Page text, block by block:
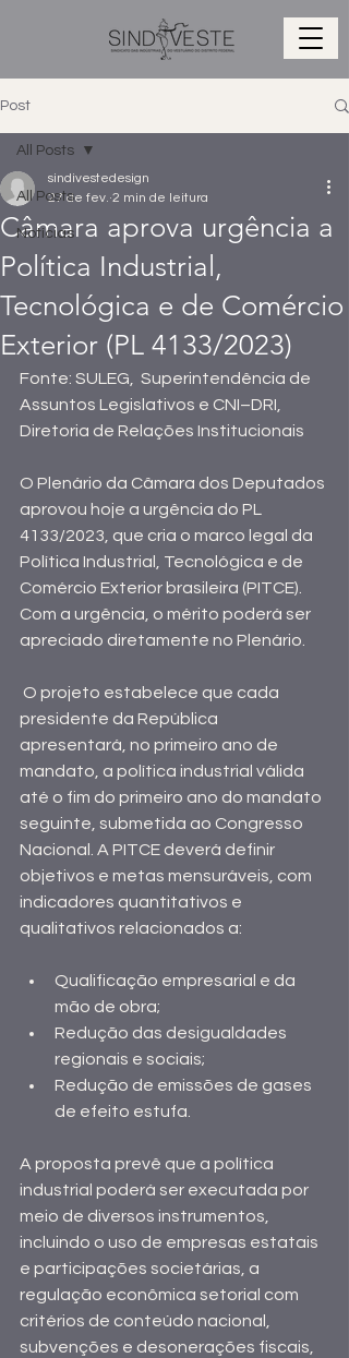
Post
All Posts
Notícias
All Posts
Câmara aprova urgência a
Política Industrial,
Tecnológica e de Comércio
Exterior (PL 4133/2023)
sindivestedesign
27 de fev. 2 min de leitura
Fonte: SULEG,  Superintendência de
Assuntos Legislativos e CNI–DRI,
Diretoria de Relações Institucionais
O Plenário da Câmara dos Deputados
aprovou hoje a urgência do PL
4133/2023, que cria o marco legal da
Política Industrial, Tecnológica e de
Comércio Exterior brasileira (PITCE).
Com a urgência, o mérito poderá ser
apreciado diretamente no Plenário.
presidente da República
apresentará, no primeiro ano de
mandato, a política industrial válida
até o fim do primeiro ano do mandato
seguinte, submetida ao Congresso
Nacional. A PITCE deverá definir
objetivos e metas mensuráveis, com
indicadores quantitativos e
qualitativos relacionados a:
Qualificação empresarial e da
mão de obra;
Redução das desigualdades
regionais e sociais;
Redução de emissões de gases
de efeito estufa.
A proposta prevê que a política
industrial poderá ser executada por
meio de diversos instrumentos,
incluindo o uso de empresas estatais
e participações societárias, a
regulação econômica setorial com
critérios de conteúdo nacional,
subvenções e desonerações fiscais,